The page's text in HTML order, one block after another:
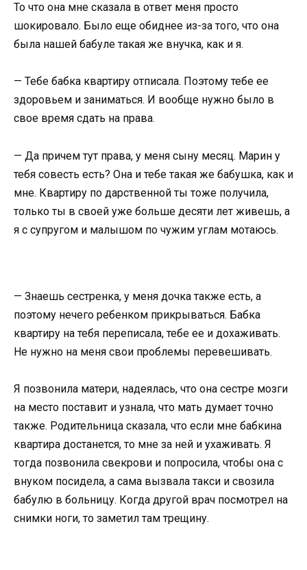
То что она мне сказала в ответ меня просто
шокировало. Было еще обиднее из-за того, что она
была нашей бабуле такая же внучка, как и я.
— Тебе бабка квартиру отписала. Поэтому тебе ее
здоровьем и заниматься. И вообще нужно было в
свое время сдать на права.
— Да причем тут права, у меня сыну месяц. Марин у
тебя совесть есть? Она и тебе такая же бабушка, как и
мне. Квартиру по дарственной ты тоже получила,
только ты в своей уже больше десяти лет живешь, а
я с супругом и малышом по чужим углам мотаюсь.
— Знаешь сестренка, у меня дочка также есть, а
поэтому нечего ребенком прикрываться. Бабка
квартиру на тебя переписала, тебе ее и дохаживать.
Не нужно на меня свои проблемы перевешивать.
Я позвонила матери, надеялась, что она сестре мозги
на место поставит и узнала, что мать думает точно
также. Родительница сказала, что если мне бабкина
квартира достанется, то мне за ней и ухаживать. Я
тогда позвонила свекрови и попросила, чтобы она с
внуком посидела, а сама вызвала такси и свозила
бабулю в больницу. Когда другой врач посмотрел на
снимки ноги, то заметил там трещину.